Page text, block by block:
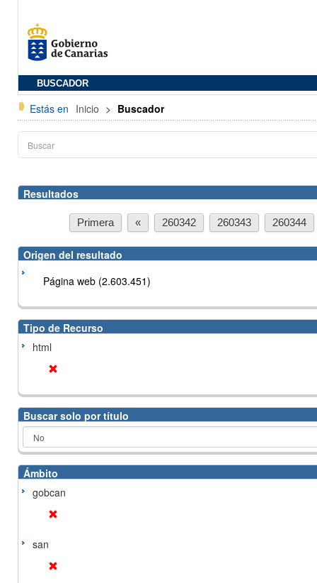
BUSCADOR
Estás en Inicio > Buscador
Resultados
Primera « 260342 260343 260344
Origen del resultado
Página web (2.603.451)
Tipo de Recurso
html
Buscar solo por título
Ámbito
gobcan
san